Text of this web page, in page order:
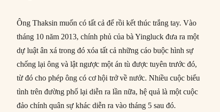
Ông Thaksin muốn có tất cả để rồi kết thúc trắng tay. Vào
tháng 10 năm 2013, chính phủ của bà Yingluck đưa ra một
dự luật ân xá trong đó xóa tất cả những cáo buộc hình sự
chống lại ông và lật ngược một án tù được tuyên trước đó,
từ đó cho phép ông có cơ hội trở về nước. Nhiều cuộc biểu
tình trên đường phố lại diễn ra lần nữa, hệ quả là một cuộc
đảo chính quân sự khác diễn ra vào tháng 5 sau đó.